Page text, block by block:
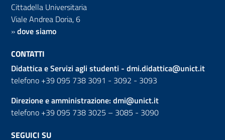
Cittadella Universitaria
Viale Andrea Doria, 6
»dove siamo
CONTATTI
Didattica e Servizi agli studenti - dmi.didattica@unict.it
telefono +39 095 738 3091 - 3092 - 3093
Direzione e amministrazione: dmi@unict.it
telefono +39 095 738 3025 – 3085 - 3090
SEGUICI SU